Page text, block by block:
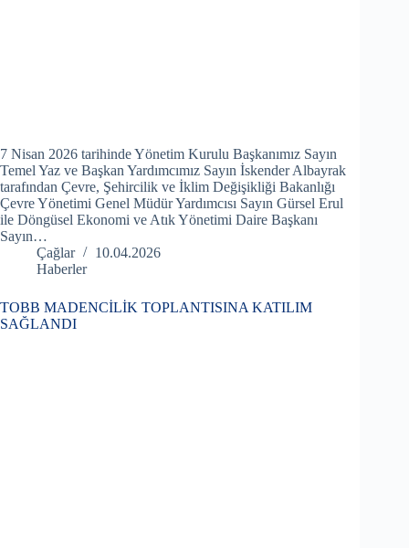
7 Nisan 2026 tarihinde Yönetim Kurulu Başkanımız Sayın
Temel Yaz ve Başkan Yardımcımız Sayın İskender Albayrak
tarafından Çevre, Şehircilik ve İklim Değişikliği Bakanlığı
Çevre Yönetimi Genel Müdür Yardımcısı Sayın Gürsel Erul
ile Döngüsel Ekonomi ve Atık Yönetimi Daire Başkanı
Sayın…
Çağlar
10.04.2026
Haberler
TOBB MADENCİLİK TOPLANTISINA KATILIM
SAĞLANDI